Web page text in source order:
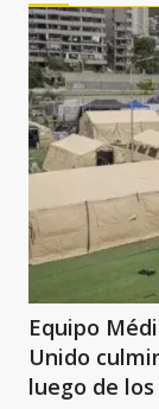
Equipo
Unido
luego de